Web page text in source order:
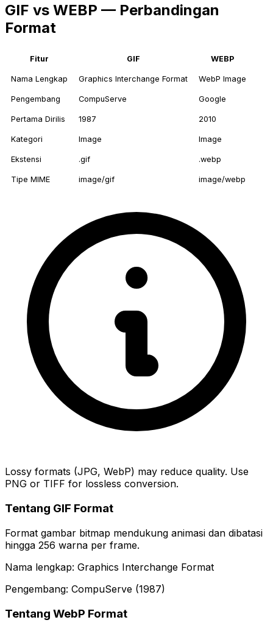
GIF vs WEBP — Perbandingan
Format
Fitur GIF WEBP
Nama Lengkap Graphics Interchange Format WebP Image
Pengembang CompuServe Google
Pertama Dirilis 1987 2010
Kategori Image Image
Ekstensi .gif .webp
Tipe MIME image/gif image/webp
Lossy formats (JPG, WebP) may reduce quality. Use
PNG or TIFF for lossless conversion.
Tentang GIF Format
Format gambar bitmap mendukung animasi dan dibatasi
hingga 256 warna per frame.
Nama lengkap: Graphics Interchange Format
Pengembang: CompuServe (1987)
Tentang WebP Format